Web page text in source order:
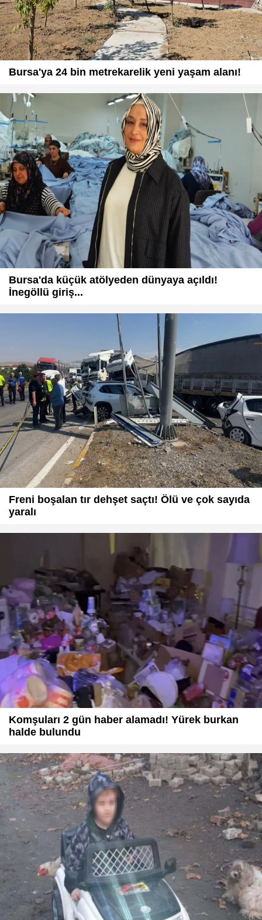
Bursa'ya 24 bin metrekarelik yeni yaşam alanı!
Bursa'da küçük atölyeden dünyaya açıldı!
İnegöllü giriş...
Freni boşalan tır dehşet saçtı! Ölü ve çok sayıda
yaralı
Komşuları 2 gün haber alamadı! Yürek burkan
halde bulundu